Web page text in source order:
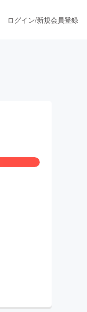
ログイン/新規会員登録